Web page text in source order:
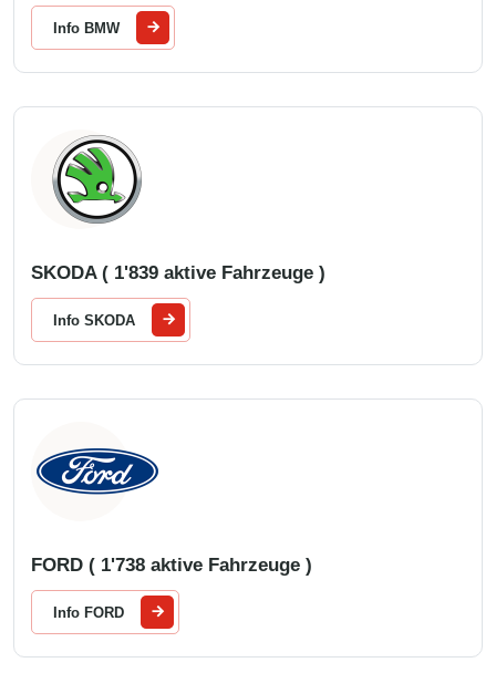
Info BMW
SKODA ( 1'839 aktive Fahrzeuge )
Info SKODA
FORD ( 1'738 aktive Fahrzeuge )
Info FORD